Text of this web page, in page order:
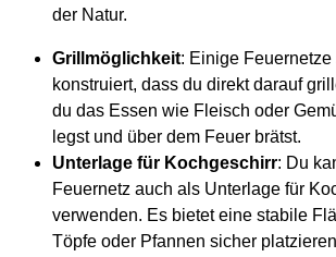
der Natur.
Grillmöglichkeit: Einige Feuernetze
konstruiert, dass du direkt darauf
du das Essen wie Fleisch oder
legst und über dem Feuer brätst.
Unterlage für Kochgeschirr: Du
Feuernetz auch als Unterlage für
verwenden. Es bietet eine stabile
Töpfe oder Pfannen sicher